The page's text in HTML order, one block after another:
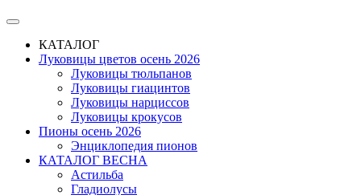
КАТАЛОГ
Луковицы цветов осень 2026
Луковицы тюльпанов
Луковицы гиацинтов
Луковицы нарциссов
Луковицы крокусов
Пионы осень 2026
Энциклопедия пионов
КАТАЛОГ ВЕСНА
Астильба
Гладиолусы